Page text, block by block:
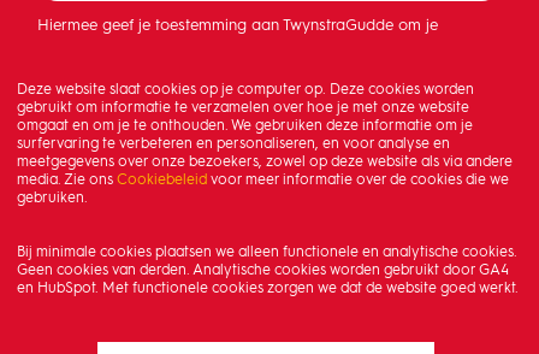
Deze website slaat cookies op je computer op. Deze cookies worden
gebruikt om informatie te verzamelen over hoe je met onze website
omgaat en om je te onthouden. We gebruiken deze informatie om je
surfervaring te verbeteren en personaliseren, en voor analyse en
meetgegevens over onze bezoekers, zowel op deze website als via andere
media. Zie ons Cookiebeleid voor meer informatie over de cookies die we
gebruiken.
Bij minimale cookies plaatsen we alleen functionele en analytische cookies.
Geen cookies van derden. Analytische cookies worden gebruikt door GA4
en HubSpot. Met functionele cookies zorgen we dat de website goed werkt.
Hiermee geef je toestemming aan TwynstraGudde om je